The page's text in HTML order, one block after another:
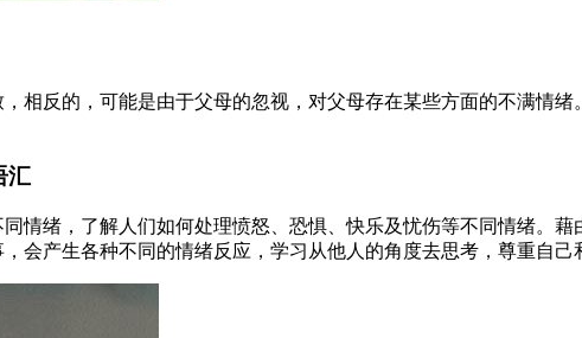
相反的，可能是由于父母的忽视，对父母存在某些方面的不满情
汇
情绪，了解人们如何处理愤怒、恐惧、快乐及忧伤等不同情绪。
会产生各种不同的情绪反应，学习从他人的角度去思考，尊重自己